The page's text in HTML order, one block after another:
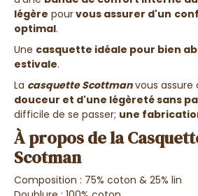
légère pourvous assurer d'un
optimal.
Une casquette idéale pour bien
estivale.
La casquette Scottmanvous assure
douceur et d'une légèreté sans
difficile de se passer; une
À propos de la
Scotman
Composition : 75% coton & 25% lin